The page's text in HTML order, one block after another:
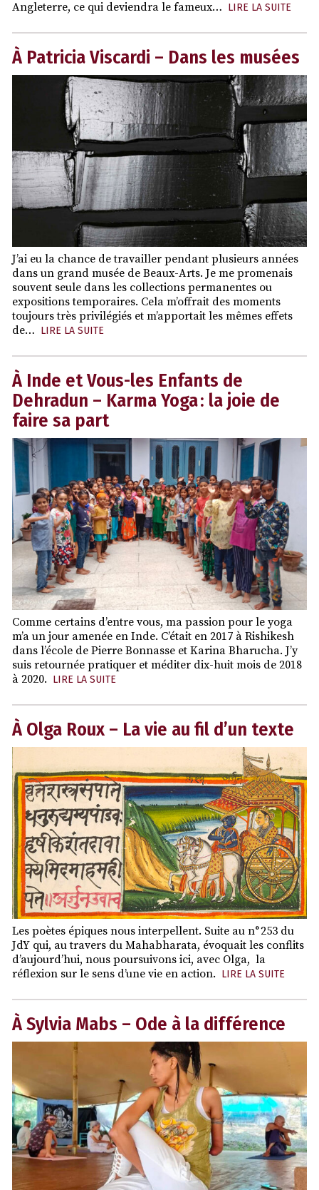
Angleterre, ce qui deviendra le fameux… LIRE LA SUITE
À Patricia Viscardi – Dans les musées
J’ai eu la chance de travailler pendant plusieurs années
dans un grand musée de Beaux-Arts. Je me promenais
souvent seule dans les collections permanentes ou
expositions temporaires. Cela m’offrait des moments
toujours très privilégiés et m’apportait les mêmes effets
de… LIRE LA SUITE
À Inde et Vous-les Enfants de
Dehradun – Karma Yoga : la joie de
faire sa part
Comme certains d’entre vous, ma passion pour le yoga
m’a un jour amenée en Inde. C’était en 2017 à Rishikesh
dans l’école de Pierre Bonnasse et Karina Bharucha. J’y
suis retournée pratiquer et méditer dix-huit mois de 2018
à 2020. LIRE LA SUITE
À Olga Roux – La vie au fil d’un texte
Les poètes épiques nous interpellent. Suite au n° 253 du
JdY qui, au travers du Mahabharata, évoquait les conflits
d’aujourd’hui, nous poursuivons ici, avec Olga, la
réflexion sur le sens d’une vie en action. LIRE LA SUITE
À Sylvia Mabs – Ode à la différence